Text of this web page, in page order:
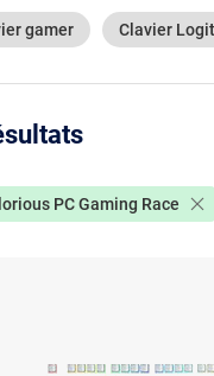
gamer Clavier
PC Gaming Race